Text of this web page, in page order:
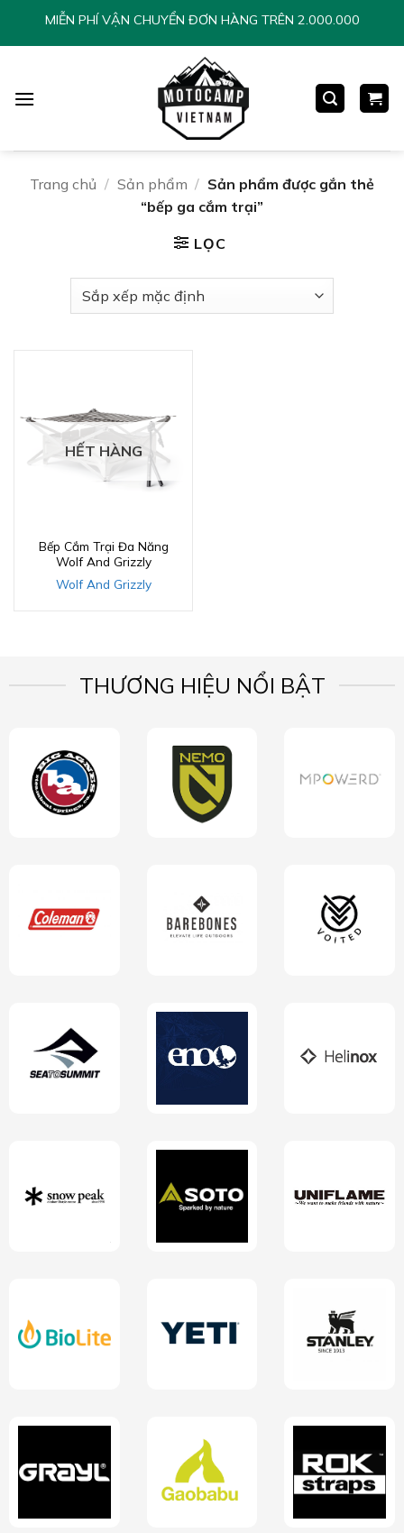
ChuyểnMIỄN PHÍ VẬN CHUYỂN ĐƠN HÀNG TRÊN 2.000.000
Trang chủ / Sản phẩm / Sản phẩm được gắn thẻ
“bếp ga cắm trại”
LỌC
HẾT HÀNG
Bếp Cắm Trại Đa Năng
Wolf And Grizzly
Wolf And Grizzly
THƯƠNG HIỆU NỔI BẬT